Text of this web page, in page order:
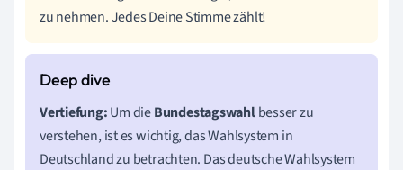
zu nehmen. Jedes Deine Stimme zählt!
Vertiefung:Um dieBundestagswahlbesser zu
verstehen, ist es wichtig, das Wahlsystem in
Deutschland zu betrachten. Das deutsche Wahlsystem